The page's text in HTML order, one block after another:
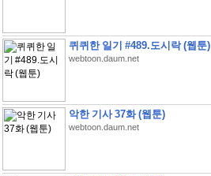
퀴퀴한 일기 #489.도시락 (웹툰)
webtoon.daum.net
악한 기사 37화 (웹툰)
webtoon.daum.net